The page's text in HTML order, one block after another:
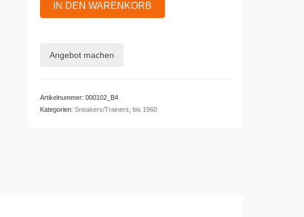
ROM
IN DEN WARENKORB
Angebot machen
Artikelnummer: 000102_B4
Kategorien: Sneakers/Trainers bis 1960